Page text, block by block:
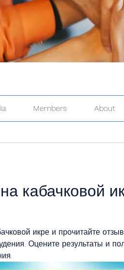
Members About
кабачковой
икре и прочитайте
Оцените результаты и